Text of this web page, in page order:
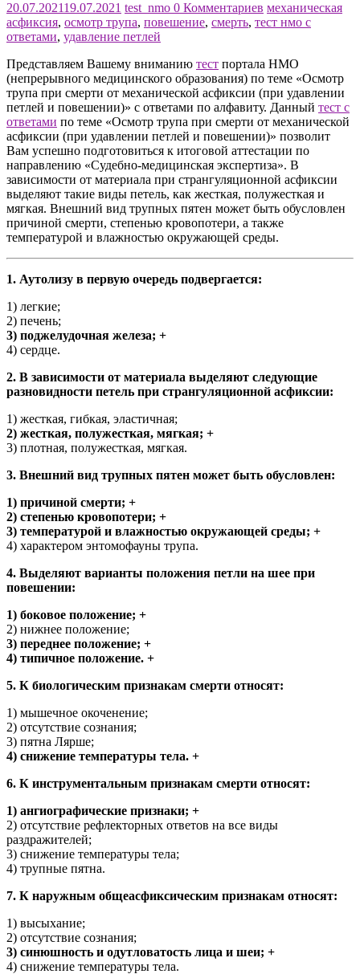
20.07.202119.07.2021 test_nmo 0 Комментариев механическая
асфиксия, осмотр трупа, повешение, смерть, тест нмо с
ответами, удавление петлей
Представляем Вашему вниманию тест портала НМО
(непрерывного медицинского образования) по теме «Осмотр
трупа при смерти от механической асфиксии (при удавлении
петлей и повешении)» с ответами по алфавиту. Данный тест с
ответами по теме «Осмотр трупа при смерти от механической
асфиксии (при удавлении петлей и повешении)» позволит
Вам успешно подготовиться к итоговой аттестации по
направлению «Судебно-медицинская экспертиза». В
зависимости от материала при странгуляционной асфиксии
выделяют такие виды петель, как жесткая, полужесткая и
мягкая. Внешний вид трупных пятен может быть обусловлен
причиной смерти, степенью кровопотери, а также
температурой и влажностью окружающей среды.
1. Аутолизу в первую очередь подвергается:
1) легкие;
2) печень;
3) поджелудочная железа; +
4) сердце.
2. В зависимости от материала выделяют следующие
разновидности петель при странгуляционной асфиксии:
1) жесткая, гибкая, эластичная;
2) жесткая, полужесткая, мягкая; +
3) плотная, полужесткая, мягкая.
3. Внешний вид трупных пятен может быть обусловлен:
1) причиной смерти; +
2) степенью кровопотери; +
3) температурой и влажностью окружающей среды; +
4) характером энтомофауны трупа.
4. Выделяют варианты положения петли на шее при
повешении:
1) боковое положение; +
2) нижнее положение;
3) переднее положение; +
4) типичное положение. +
5. К биологическим признакам смерти относят:
1) мышечное окоченение;
2) отсутствие сознания;
3) пятна Лярше;
4) снижение температуры тела. +
6. К инструментальным признакам смерти относят:
1) ангиографические признаки; +
2) отсутствие рефлекторных ответов на все виды
раздражителей;
3) снижение температуры тела;
4) трупные пятна.
7. К наружным общеасфиксическим признакам относят:
1) высыхание;
2) отсутствие сознания;
3) синюшность и одутловатость лица и шеи; +
4) снижение температуры тела.